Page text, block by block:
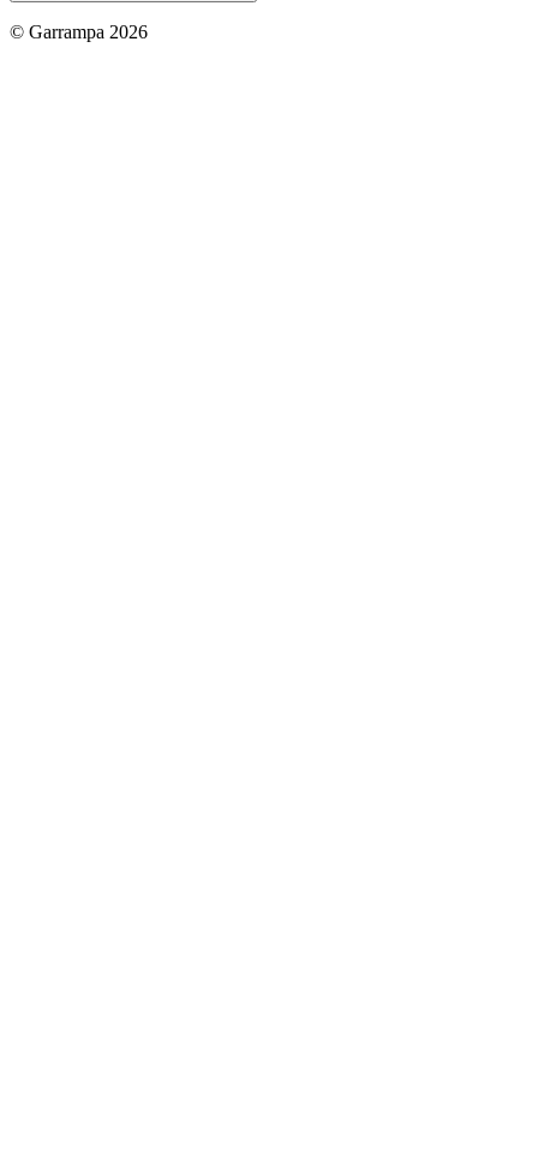
© Garrampa 2026